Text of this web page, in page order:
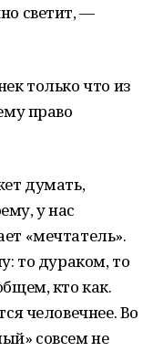
светит, —
только что из
право
думать,
у нас
«мечтатель».
то дураком, то
кто как.
человечнее. Во
совсем не